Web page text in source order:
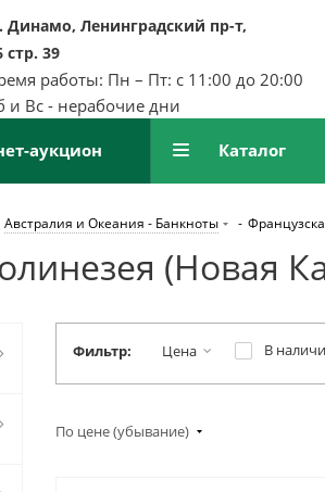
Динамо, Ленинградский пр-т,
стр. 39
работы: Пн – Пт: с 11:00 до 20:00
и Вс - нерабочие дни
аукцион Каталог
Австралия и Океания - Банкноты -
(Новая
Фильтр: Цена В
По цене (убывание)